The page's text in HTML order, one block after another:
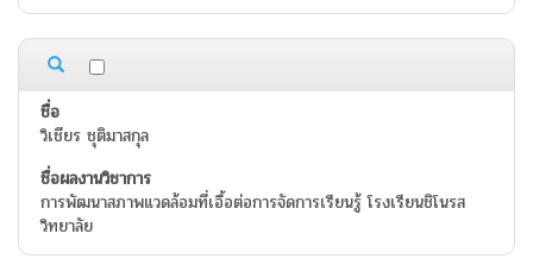
วิเชียร ชุติมาสกุล
การพัฒนาสภาพแวดล้อมที่เอื้อต่อการจัดการเรียนรู้ โรงเรียนชิโนรส
วิทยาลัย